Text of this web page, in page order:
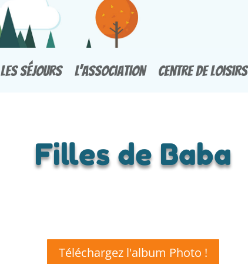
Les Séjours L’association Centre de Loisirs
Filles de Baba
Téléchargez l'album Photo !